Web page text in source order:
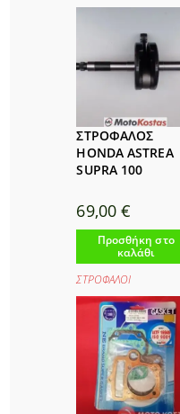
ΣΤΡΟΦΑΛΟΣ
HONDA ASTREA
SUPRA 100
69,00€
Προσθήκη στο
καλάθι
ΣΤΡΟΦΑΛΟΙ